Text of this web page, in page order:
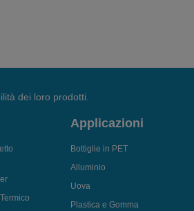
dei loro prodotti.
Applicazioni
Bottiglie in PET
Alluminio
Uova
Plastica e Gomma